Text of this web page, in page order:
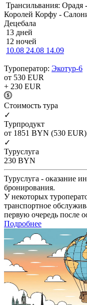
Трансильвания: Орадя
Королей Корфу -
Децебала
13 дней
12 ночей
10.08 24.08 14.09
Туроператор: Экотур-6
от 530 EUR
+ 230 EUR
Cтоимость тура
✓
Турпродукт
от 1851 BYN (530 EUR)
✓
Туруслуга
230 BYN
Туруслуга - оказание
бронирования.
У некоторых
транспортное
первую очередь после
Подробнее